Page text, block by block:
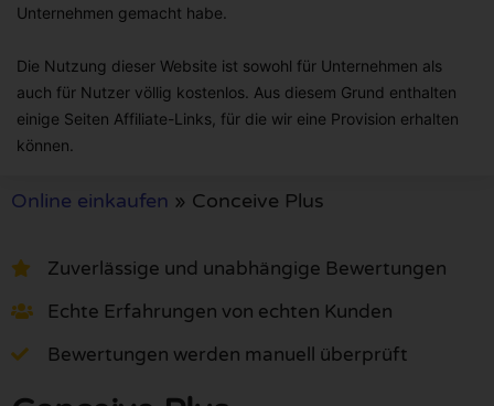
Unternehmen gemacht habe.
Die Nutzung dieser Website ist sowohl für Unternehmen als
auch für Nutzer völlig kostenlos. Aus diesem Grund enthalten
einige Seiten Affiliate-Links, für die wir eine Provision erhalten
können.
Online einkaufen » Conceive Plus
Zuverlässige und unabhängige Bewertungen
Echte Erfahrungen von echten Kunden
Bewertungen werden manuell überprüft